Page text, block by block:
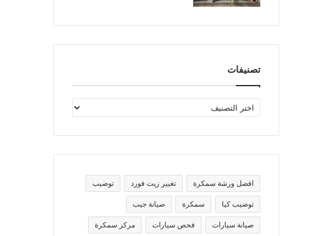
تصنيفات
ص
ف
تافضل ورشة سمكرة تغيير زيت فورد توضيب
توضيب كيا سمكرة صيانة جيب
صيانة سيارات فحص سيارات مركز سمكرة